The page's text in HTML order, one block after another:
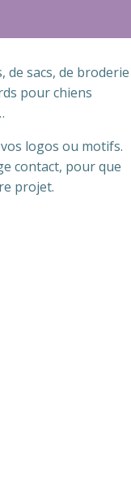
de sacs, de broderie
pour chiens
logos ou motifs.
contact, pour que
projet.